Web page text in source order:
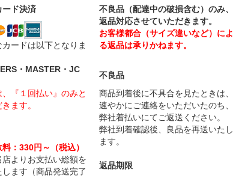
ード決済
ードは以下となりま
・MASTER・JC
『１回払い』のみと
ます。
：330円～（税込）
店よりお支払い総額を
ます（商品発送完了
不良品（配達中の破損含む）のみ、
返品対応させていただきます。
お客様都合（サイズ違いなど）によ
る返品は承りかねます。
不良品
商品到着後に不具合を見たときは、
速やかにご連絡をいただいたのち、
弊社着払いにてご返送ください。
弊社到着確認後、良品を再送いたし
ます。
返品期限